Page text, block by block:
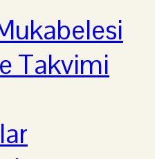
Takvimi